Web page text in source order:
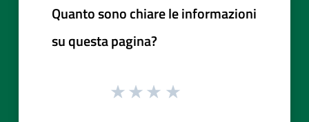
Quanto sono chiare le informazioni
su questa pagina?